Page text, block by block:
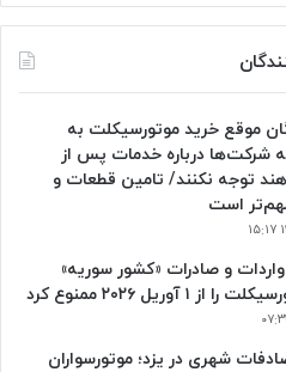
موقع خرید موتورسیکلت به
شرکت‌ها درباره خدمات پس از
توجه نکنند/ تامین قطعات و
است
و صادرات «کشور سوریه»
۱ آوریل ۲۰۲۶ ممنوع کرد
شهری در یزد؛ موتورسواران